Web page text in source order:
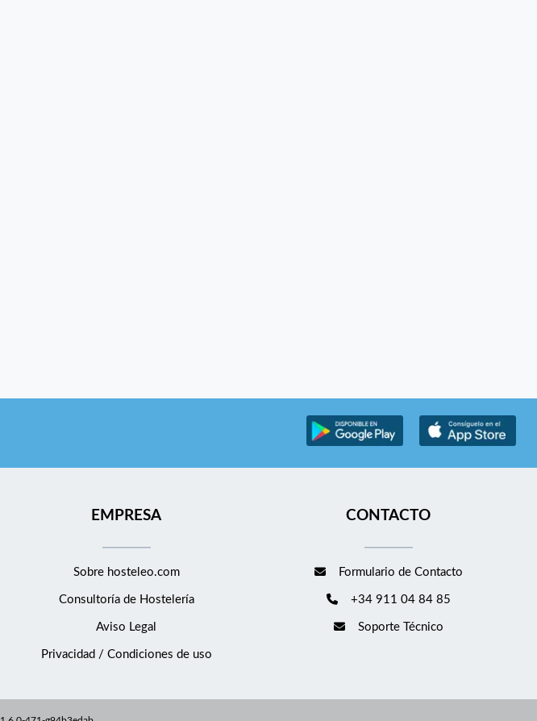
EMPRESA
Sobre hosteleo.com
Consultoría de Hostelería
Aviso Legal
Privacidad / Condiciones de uso
CONTACTO
Formulario de Contacto
+34 911 04 84 85
Soporte Técnico